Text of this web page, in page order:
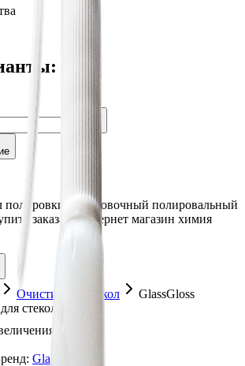
полировки полировочный полировальный
заказать интернет магазин химия
Очистители стекол
GlassGloss
стекол, 500 мл
GlassGloss